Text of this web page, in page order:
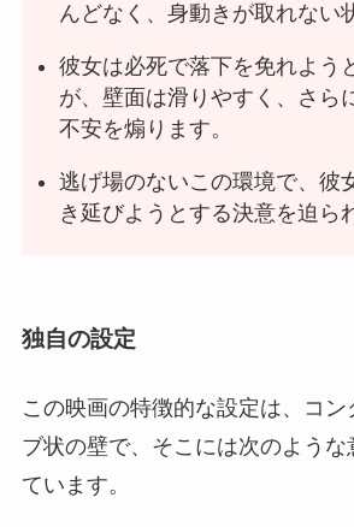
んどなく、身動きが取れない
彼女は必死で落下を免れよう
が、壁面は滑りやすく、さら
不安を煽ります。
逃げ場のないこの環境で、彼
き延びようとする決意を迫ら
独自の設定
この映画の特徴的な設定は、コ
ブ状の壁で、そこには次のよう
ています。